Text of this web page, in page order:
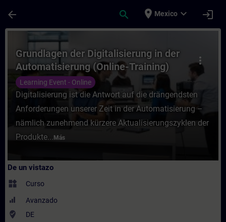
arrow_back search place Mexico expand_more login
Curso - Grundlagen der Digitalisierung
more_vert
Grundlagen der Digitalisierung in der
Automatisierung (Online-Training)
Learning Event - Online
Digitalisierung ist die Antwort auf die drängendsten
Anforderungen unserer Zeit in der Automatisierung –
nämlich zunehmend kürzere Aktualisierungszyklen der
Produkte... Más
De un vistazo
widgets Curso
Avanzado
where_to_vote DE